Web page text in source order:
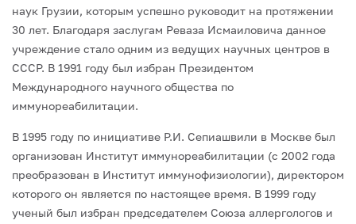
наук Грузии, которым успешно руководит на про­тяжении
30 лет. Благодаря заслугам Реваза Исмаиловича данное
учреждение стало одним из ведущих научных центров в
СССР. В 1991 году был избран Президентом
Международного научного общества по
иммунореабилитации.
В 1995 году по инициативе Р.И. Сепиашвили в Москве был
организован Институт иммунореабилитации (с 2002 года
преобразован в Институт иммунофизиологии), директором
которого он является по настоящее время. В 1999 году
ученый был из­бран председателем Союза аллергологов и